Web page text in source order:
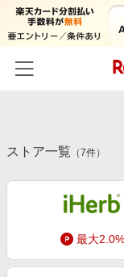
カテゴリー一覧
百貨店・総合ECモー
ファッション・イン
食品・スイーツ・お酒
日用品・キッチン用
初回購入者限定特典
友達紹介
ストア一覧 （7件）
最大2.0%